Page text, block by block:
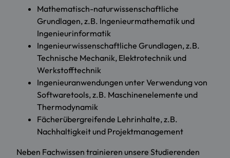
Mathematisch-naturwissenschaftliche
Grundlagen, z.B. Ingenieurmathematik und
Ingenieurinformatik
Ingenieurwissenschaftliche Grundlagen, z.B.
Technische Mechanik, Elektrotechnik und
Werkstofftechnik
Ingenieuranwendungen unter Verwendung von
Softwaretools, z.B. Maschinenelemente und
Thermodynamik
Fächerübergreifende Lehrinhalte, z.B.
Nachhaltigkeit und Projektmanagement
Neben Fachwissen trainieren unsere Studierenden